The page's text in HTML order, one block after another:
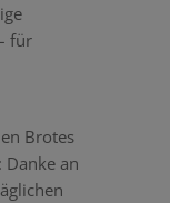
für
Brotes
Danke an